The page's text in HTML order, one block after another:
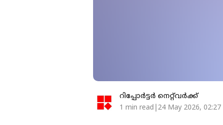
റിപ്പോർട്ടർ നെറ്റ്‌വര്‍ക്ക്‌
1 min read|24 May 2026, 02:27